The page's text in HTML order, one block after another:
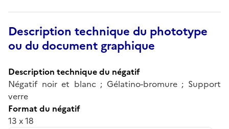
Description technique du phototype
ou du document graphique
Description technique du négatif
Négatif noir et blanc ; Gélatino-bromure ; Support
verre
Format du négatif
13 x 18